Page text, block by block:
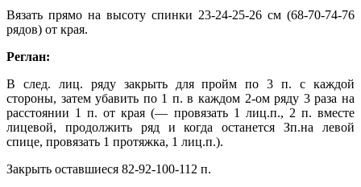
Вязать прямо на высоту спинки 23-24-25-26 см (68-70-74-76
рядов) от края.
Реглан:
В след. лиц. ряду закрыть для пройм по 3 п. с каждой
стороны, затем убавить по 1 п. в каждом 2-ом ряду 3 раза на
расстоянии 1 п. от края (— провязать 1 лиц.п., 2 п. вместе
лицевой, продолжить ряд и когда останется Зп.на левой
спице, провязать 1 протяжка, 1 лиц.п.).
Закрыть оставшиеся 82-92-100-112 п.